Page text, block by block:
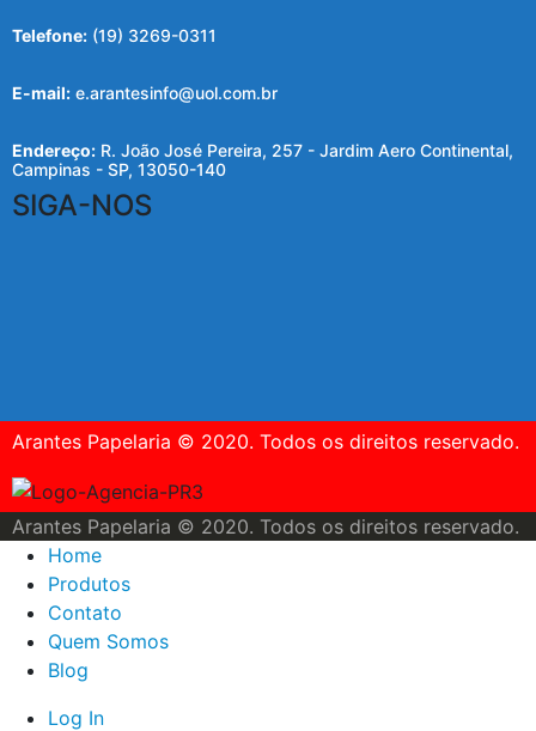
Telefone: (19) 3269-0311
E-mail: e.arantesinfo@uol.com.br
Endereço: R. João José Pereira, 257 - Jardim Aero Continental,
Campinas - SP, 13050-140
SIGA-NOS
Arantes Papelaria © 2020. Todos os direitos reservado.
Arantes Papelaria © 2020. Todos os direitos reservado.
Home
Produtos
Contato
Quem Somos
Blog
Log In